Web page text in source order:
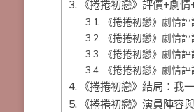
《捲捲初戀》評價+劇
《捲捲初戀》劇情
《捲捲初戀》劇情
《捲捲初戀》劇情
《捲捲初戀》劇情
《捲捲初戀》結局：我
《捲捲初戀》演員陣容